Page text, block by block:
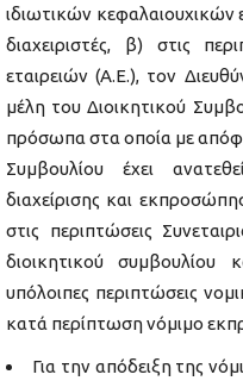
ιδιωτικών κεφαλαιουχικών
διαχειριστές, β) στις
εταιρειών (Α.Ε.), τον
μέλη του Διοικητικού
πρόσωπα στα οποία με
Συμβουλίου έχει
διαχείρισης και
στις περιπτώσεις
διοικητικού
υπόλοιπες περιπτώσεις
κατά περίπτωση νόμιμο
Για την απόδειξη της